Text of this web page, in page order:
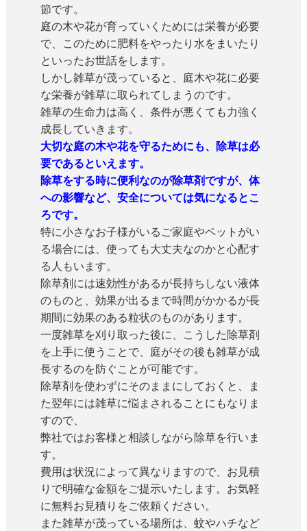
節です。
庭の木や花が育っていくためには栄養が必要
で、このために肥料をやったり水をまいたり
といったお世話をします。
しかし雑草が茂っていると、庭木や花に必要
な栄養が雑草に取られてしまうのです。
雑草の生命力は高く、条件が悪くても力強く
成長していきます。
大切な庭の木や花を守るためにも、除草は必
要であるといえます。
除草をする時に便利なのが除草剤ですが、体
への影響など、安全については気になるとこ
ろです。
特に小さなお子様がいるご家庭やペットがい
る場合には、使っても大丈夫なのかと心配す
る人もいます。
除草剤には速効性があるが長持ちしない液体
のものと、効果が出るまで時間がかかるが長
期間に効果のある粒状のものがあります。
一度雑草を刈り取った後に、こうした除草剤
を上手に使うことで、庭がその後も雑草が成
長するのを防ぐことが可能です。
除草剤を使わずにそのままにしておくと、ま
た翌年には雑草に悩まされることにもなりま
すので、
弊社ではお客様と相談しながら除草を行いま
す。
費用は状況によって異なりますので、お見積
りで明確な金額をご提示いたします。お気軽
に無料お見積りをご依頼ください。
また雑草が茂っている場所は、蚊やハチなど